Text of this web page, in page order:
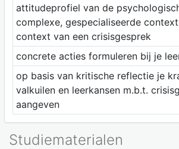
attitudeprofiel van de
complexe, gespecialiseerde
context van een crisisgesprek
concrete acties formuleren bij je
op basis van kritische reflectie je
valkuilen en leerkansen m.b.t.
aangeven
Studiematerialen